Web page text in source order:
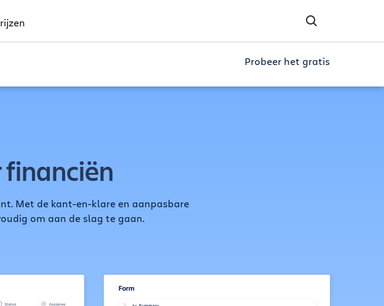
Probeer het gratis
Met de kant-en-klare en aanpasbare
om aan de slag te gaan.